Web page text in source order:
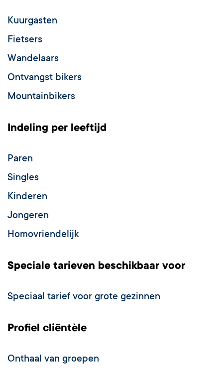
Kuurgasten
Fietsers
Wandelaars
Ontvangst bikers
Mountainbikers
Indeling per leeftijd
Paren
Singles
Kinderen
Jongeren
Homovriendelijk
Speciale tarieven beschikbaar voor
Speciaal tarief voor grote gezinnen
Profiel cliëntèle
Onthaal van groepen